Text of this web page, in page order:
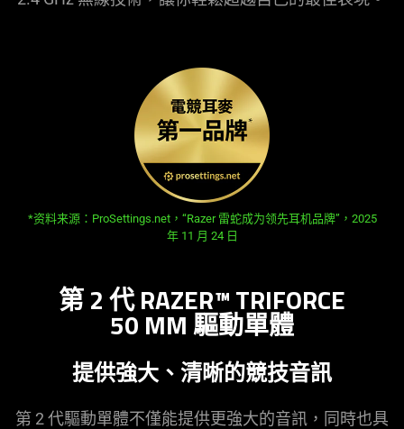
*资料来源：ProSettings.net，“Razer 雷蛇成为领先耳机品牌”，2025
年 11 月 24 日
第 2 代 RAZER™ TRIFORCE
50 MM 驅動單體
提供強大、清晰的競技音訊
第 2 代驅動單體不僅能提供更強大的音訊，同時也具